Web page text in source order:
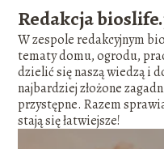
Redakcja
W zespole redakcyjnym
tematy domu, ogrodu,
dzielić się naszą wiedzą i
najbardziej złożone
przystępne. Razem
stają się łatwiejsze!